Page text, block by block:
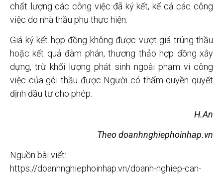
chất lượng các công việc đã ký kết, kể cả các công
việc do nhà thầu phụ thực hiện.
Giá ký kết hợp đồng không được vượt giá trúng thầu
hoặc kết quả đàm phán, thương thảo hợp đồng xây
dựng, trừ khối lượng phát sinh ngoài phạm vi công
việc của gói thầu được Người có thẩm quyền quyết
định đầu tư cho phép.
H.An
Theo doanhnghiephoinhap.vn
Nguồn bài viết:
https://doanhnghiephoinhap.vn/doanh-nghiep-can-